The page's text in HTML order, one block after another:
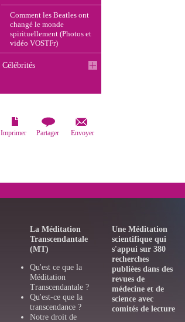
Comment les Beatles ont
changé le monde
spirituellement (Photos et
vidéo VOSTFr)
Célébrités
Imprimer Partager Envoyer
La Méditation
Transcendantale
(MT)
Qu'est ce que la
Méditation
Transcendantale ?
Qu'est-ce que la
transcendance ?
Notre droit de
Une Méditation
scientifique qui
s'appui sur 380
recherches
publièes dans des
revues de
médecine et de
science avec
comités de lecture